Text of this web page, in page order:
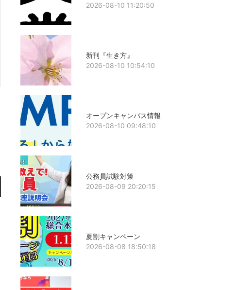
2026-08-10 11:20:50
新刊『生き方』
2026-08-10 10:54:10
オープンキャンパス情報
2026-08-10 09:48:10
公務員試験対策
2026-08-09 20:20:15
夏割キャンペーン
2026-08-08 18:50:18